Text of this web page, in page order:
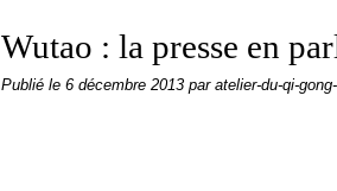
Wutao : la presse en
Publié le 6 décembre 2013 par atelier-du-qi-